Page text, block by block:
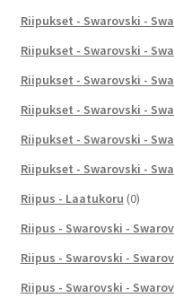
Riipukset - Swarovski -
Riipukset - Swarovski -
Riipukset - Swarovski -
Riipukset - Swarovski -
Riipukset - Swarovski -
Riipukset - Swarovski -
Riipus - Laatukoru (0)
Riipus - Swarovski -
Riipus - Swarovski -
Riipus - Swarovski -